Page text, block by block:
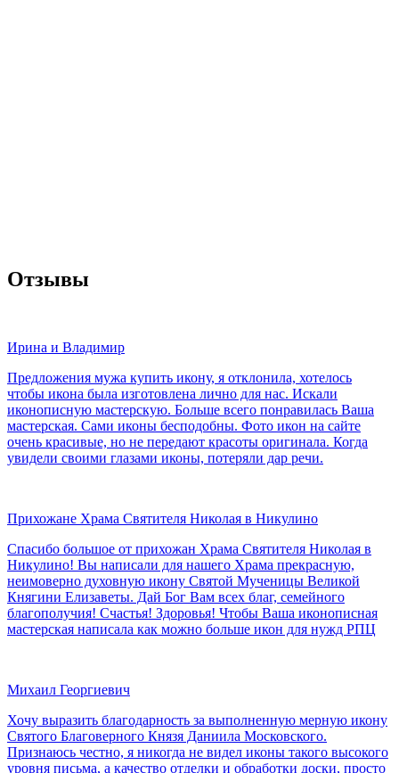
Отзывы
Ирина и Владимир
Предложения мужа купить икону, я отклонила, хотелось
чтобы икона была изготовлена лично для нас. Искали
иконописную мастерскую. Больше всего понравилась Ваша
мастерская. Сами иконы бесподобны. Фото икон на сайте
очень красивые, но не передают красоты оригинала. Когда
увидели своими глазами иконы, потеряли дар речи.
Прихожане Храма Святителя Николая в Никулино
Спасибо большое от прихожан Храма Святителя Николая в
Никулино! Вы написали для нашего Храма прекрасную,
неимоверно духовную икону Святой Мученицы Великой
Княгини Елизаветы. Дай Бог Вам всех благ, семейного
благополучия! Счастья! Здоровья! Чтобы Ваша иконописная
мастерская написала как можно больше икон для нужд РПЦ
Михаил Георгиевич
Хочу выразить благодарность за выполненную мерную икону
Святого Благоверного Князя Даниила Московского.
Признаюсь честно, я никогда не видел иконы такого высокого
уровня письма, а качество отделки и обработки доски, просто